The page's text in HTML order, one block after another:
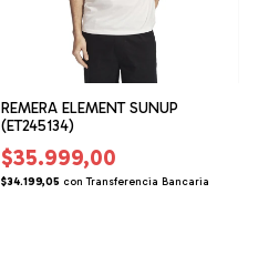
REMERA ELEMENT SUNUP
(ET245134)
$35.999,00
$34.199,05 con Transferencia Bancaria